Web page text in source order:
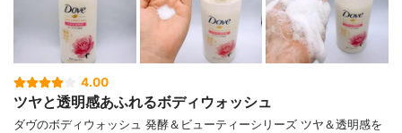
4.00
ツヤと透明感あふれるボディウォッシュ
ダヴのボディウォッシュ 発酵＆ビューティーシリーズ ツヤ＆透明感を